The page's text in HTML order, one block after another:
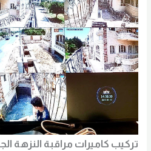
تركيب كاميرات مراقبة النزهة